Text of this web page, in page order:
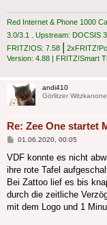
Red Internet & Phone 1000
3.0/3.1 . Upstream: DOCSIS
FRITZ!OS: 7.58 |
Version: 4.88 | FRITZ!Smart
andi410
Görlitzer Witzkanone
Re: Zee One startet
Beitrag
01.06.2020, 00:05
VDF konnte es nicht
ihre rote Tafel
Bei Zattoo lief es bis
durch die zeitliche
mit dem Logo und 1